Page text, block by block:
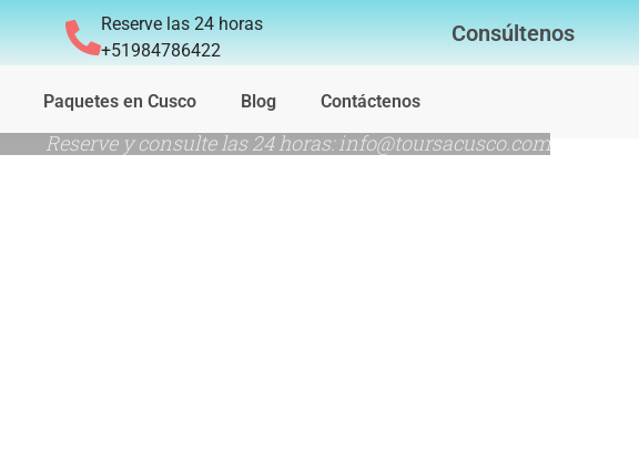
Reserve las 24 horas
+51984786422
Consúltenos
Paquetes en Cusco Blog Contáctenos
Reserve y consulte las 24 horas: info@toursacusco.com